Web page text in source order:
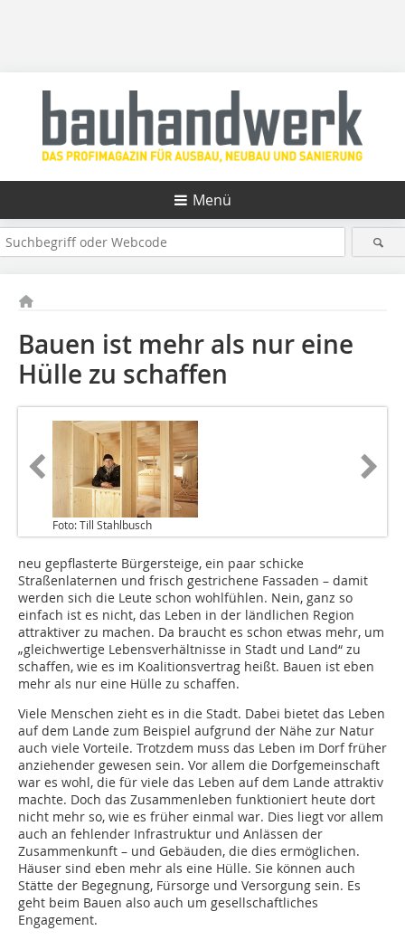
Menü
Bauen ist mehr als nur eine
Hülle zu schaffen
Foto: Till Stahlbusch
neu gepflasterte Bürgersteige, ein paar schicke
Straßenlaternen und frisch gestrichene Fassaden – damit
werden sich die Leute schon wohlfühlen. Nein, ganz so
einfach ist es nicht, das Leben in der ländlichen Region
attraktiver zu machen. Da braucht es schon etwas mehr, um
„gleichwertige Lebensverhältnisse in Stadt und Land“ zu
schaffen, wie es im Koalitionsvertrag heißt. Bauen ist eben
mehr als nur eine Hülle zu schaffen.
Viele Menschen zieht es in die Stadt. Dabei bietet das Leben
auf dem Lande zum Beispiel aufgrund der Nähe zur Natur
auch viele Vorteile. Trotzdem muss das Leben im Dorf früher
anziehender gewesen sein. Vor allem die Dorfgemeinschaft
war es wohl, die für viele das Leben auf dem Lande attraktiv
machte. Doch das Zusammenleben funktioniert heute dort
nicht mehr so, wie es früher einmal war. Dies liegt vor allem
auch an fehlender Infrastruktur und Anlässen der
Zusammenkunft – und Gebäuden, die dies ermöglichen.
Häuser sind eben mehr als eine Hülle. Sie können auch
Stätte der Begegnung, Fürsorge und Versorgung sein. Es
geht beim Bauen also auch um gesellschaftliches
Engagement.